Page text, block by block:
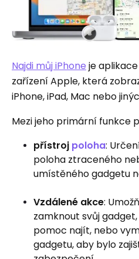
Najdi můj iPhone je
zařízení Apple, která
iPhone, iPad, Mac nebo
Mezi jeho primární funkce
přístroj poloha:
poloha ztraceného
umístěného gadgetu
Vzdálené akce:
zamknout svůj
pomoc najít, nebo
gadgetu, aby bylo